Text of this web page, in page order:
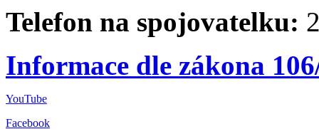
Telefon na spojovatelku:
Informace dle zákona
YouTube
Facebook